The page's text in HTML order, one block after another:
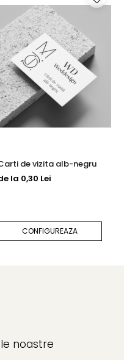
de vizita alb-negru
la 0,30 Lei
CONFIGUREAZA
noastre